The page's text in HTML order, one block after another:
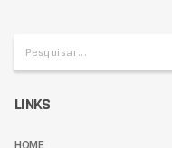
LINKS